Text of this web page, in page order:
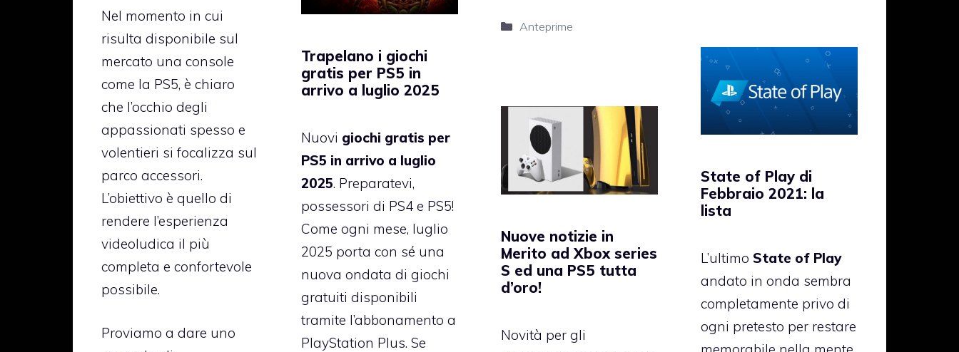
Categorie
Anteprime
Nel momento in cui
risulta disponibile sul
mercato una console
come la PS5, è chiaro
che l’occhio degli
appassionati spesso e
volentieri si focalizza sul
parco accessori.
L’obiettivo è quello di
rendere l’esperienza
videoludica il più
completa e confortevole
possibile.
Proviamo a dare uno
Trapelano i giochi
gratis per PS5 in
arrivo a luglio 2025
Nuovi giochi gratis per
PS5 in arrivo a luglio
2025. Preparatevi,
possessori di PS4 e PS5!
Come ogni mese, luglio
2025 porta con sé una
nuova ondata di giochi
gratuiti disponibili
tramite l’abbonamento a
PlayStation Plus. Se
State of Play di
Febbraio 2021: la
lista
L’ultimo State of Play
andato in onda sembra
completamente privo di
ogni pretesto per restare
Nuove notizie in
Merito ad Xbox series
S ed una PS5 tutta
d’oro!
Novità per gli